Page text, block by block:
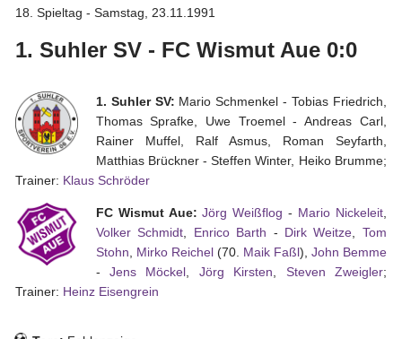
Ergebnisarchiv
Spielerarchiv
Gegnerarchiv
Tippspiel
Aue-
Away
Fanzine
Bilderarchiv
Trainer
Schiedsrichter
Tabellensituation
25
26 27
28
18. Spieltag - Samstag, 23.11.1991
1. Suhler SV - FC Wismut Aue 0:0
1. Suhler SV: Mario Schmenkel - Tobias Friedrich,
Thomas Sprafke, Uwe Troemel - Andreas Carl,
Rainer Muffel, Ralf Asmus, Roman Seyfarth,
Matthias Brückner - Steffen Winter, Heiko Brumme;
Trainer: Klaus Schröder
FC Wismut Aue: Jörg Weißflog - Mario Nickeleit,
Volker Schmidt, Enrico Barth - Dirk Weitze, Tom
Stohn, Mirko Reichel(70. Maik Faßl), John Bemme
-Jens Möckel, Jörg Kirsten, Steven Zweigler;
Trainer: Heinz Eisengrein